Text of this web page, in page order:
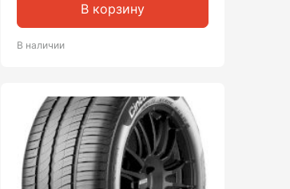
В корзину
В наличии